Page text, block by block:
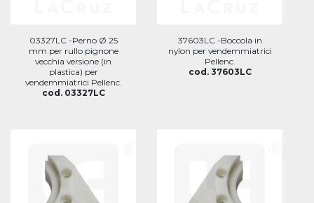
03327LC -Perno Ø 25
mm per rullo pignone
vecchia versione (in
plastica) per
vendemmiatrici Pellenc.
cod. 03327LC
37603LC -Boccola in
nylon per vendemmiatrici
Pellenc.
cod. 37603LC